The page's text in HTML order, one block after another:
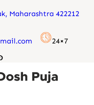
Maharashtra 422212
24×7